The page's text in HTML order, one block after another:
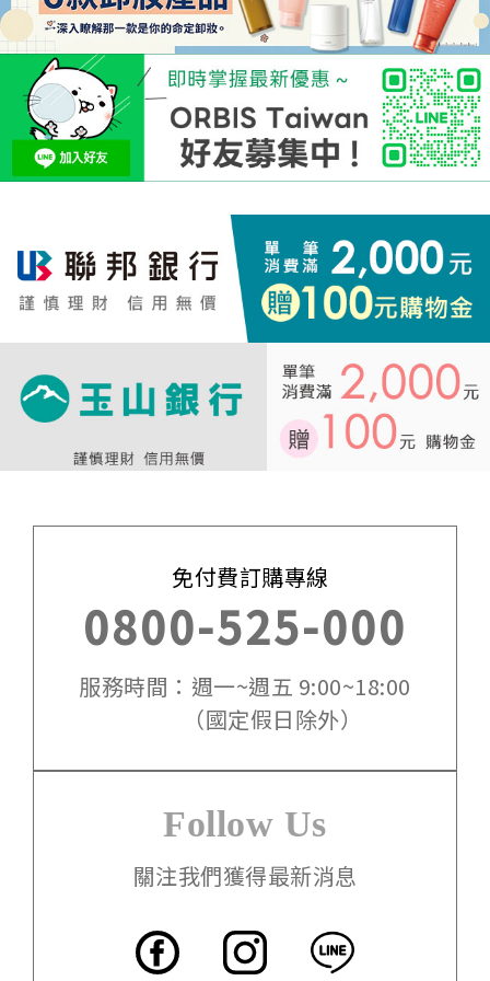
免付費訂購專線
0800-525-000
服務時間：週一~週五 9:00~18:00
（國定假日除外）
Follow Us
關注我們獲得最新消息